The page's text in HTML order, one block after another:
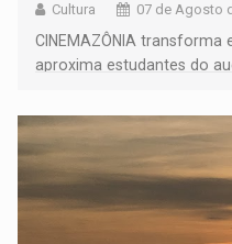
Cultura 07 de Agosto
CINEMAZÔNIA
aproxima estudantes do